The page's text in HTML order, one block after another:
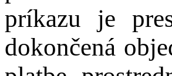
príkazu je
dokončená